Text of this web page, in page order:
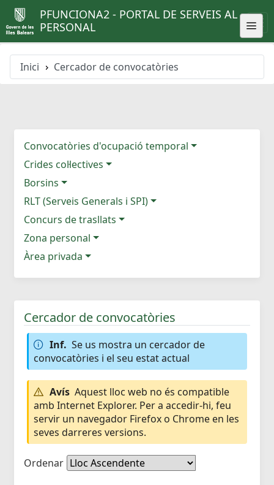
PFUNCIONA2 - PORTAL DE SERVEIS AL
PERSONAL
Inici Cercador de convocatòries
Convocatòries d'ocupació temporal
Crides col·lectives
Borsins
RLT (Serveis Generals i SPI)
Concurs de trasllats
Zona personal
Àrea privada
Cercador de convocatòries
Inf. Se us mostra un cercador de
convocatòries i el seu estat actual
Avís Aquest lloc web no és compatible
amb Internet Explorer. Per a accedir-hi, feu
servir un navegador Firefox o Chrome en les
seves darreres versions.
Ordenar